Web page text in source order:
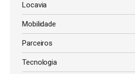
Locavia
Mobilidade
Parceiros
Tecnologia